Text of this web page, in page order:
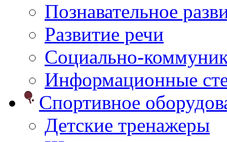
Познавательное
Развитие речи
Социально-
Информационные
Спортивное
Детские тренажеры